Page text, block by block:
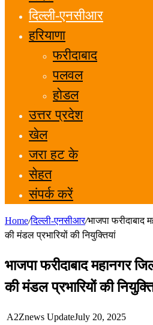
दिल्ली-एनसीआर
हरियाणा
फरीदाबाद
पलवल
होडल
उत्तर प्रदेश
खेल
जरा हट के
सेहत
संपर्क करें
Home/दिल्ली-एनसीआर/भाजपा फरीदाबाद
की मंडल प्रभारियों की नियुक्तियां
भाजपा फरीदाबाद महानगर
की मंडल प्रभारियों की
A2Znews UpdateJuly 20, 2025